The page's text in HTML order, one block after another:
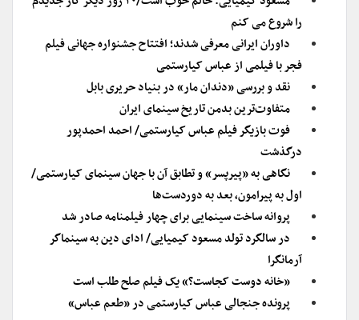
را شروع می کنم
داوران ایرانی معرفی شدند؛ افتتاح جشنواره جهانی فیلم
فجر با فیلمی از عباس کیارستمی
نقد و بررسی «دندان مار» در بنیاد حریری بابل
متفاوت‌ترین بدمن تاریخ سینمای ایران
فوت بازیگر فیلم عباس کیارستمی/ احمد احمدپور
درگذشت
نگاهی به «پیرپسر» و تطابق آن با جهان سینمای کیارستمی/
اول به پیرامون، بعد به دوردست‌ها
پروانه ساخت سینمایی برای چهار فیلمنامه صادر شد
در سالگرد تولد مسعود کیمیایی/ ادای دین به سینماگر
آرمانگرا
«خانه دوست کجاست؟» یک فیلم صلح طلب است
پرونده جنجالی عباس کیارستمی در «طعم عباس»